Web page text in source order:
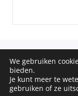
COPYRIGHT ©
We gebruiken
bieden.
Je kunt meer te
gebruiken of ze